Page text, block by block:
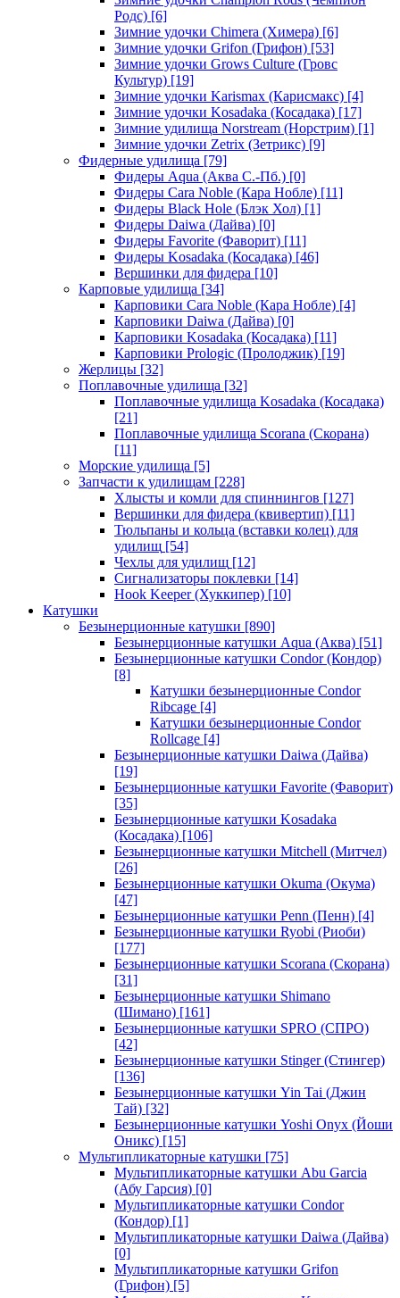
Родс) [6]
Зимние удочки Chimera (Химера) [6]
Зимние удочки Grifon (Грифон) [53]
Зимние удочки Grows Culture (Гровс
Культур) [19]
Зимние удочки Karismax (Карисмакс) [4]
Зимние удочки Kosadaka (Косадака) [17]
Зимние удилища Norstream (Норстрим) [1]
Зимние удочки Zetrix (Зетрикс) [9]
Фидерные удилища [79]
Фидеры Aqua (Аква С.-Пб.) [0]
Фидеры Cara Noble (Кара Нобле) [11]
Фидеры Black Hole (Блэк Хол) [1]
Фидеры Daiwa (Дайва) [0]
Фидеры Favorite (Фаворит) [11]
Фидеры Kosadaka (Косадака) [46]
Вершинки для фидера [10]
Карповые удилища [34]
Карповики Cara Noble (Кара Нобле) [4]
Карповики Daiwa (Дайва) [0]
Карповики Kosadaka (Косадака) [11]
Карповики Prologic (Пролоджик) [19]
Жерлицы [32]
Поплавочные удилища [32]
Поплавочные удилища Kosadaka (Косадака)
[21]
Поплавочные удилища Scorana (Скорана)
[11]
Морские удилища [5]
Запчасти к удилищам [228]
Хлысты и комли для спиннингов [127]
Вершинки для фидера (квивертип) [11]
Тюльпаны и кольца (вставки колец) для
удилищ [54]
Чехлы для удилищ [12]
Сигнализаторы поклевки [14]
Hook Keeper (Хуккипер) [10]
Катушки
Безынерционные катушки [890]
Безынерционные катушки Aqua (Аква) [51]
Безынерционные катушки Condor (Кондор)
[8]
Катушки безынерционные Condor
Ribcage [4]
Катушки безынерционные Condor
Rollcage [4]
Безынерционные катушки Daiwa (Дайва)
[19]
Безынерционные катушки Favorite (Фаворит)
[35]
Безынерционные катушки Kosadaka
(Косадака) [106]
Безынерционные катушки Mitchell (Митчел)
[26]
Безынерционные катушки Okuma (Окума)
[47]
Безынерционные катушки Penn (Пенн) [4]
Безынерционные катушки Ryobi (Риоби)
[177]
Безынерционные катушки Scorana (Скорана)
[31]
Безынерционные катушки Shimano
(Шимано) [161]
Безынерционные катушки SPRO (СПРО)
[42]
Безынерционные катушки Stinger (Стингер)
[136]
Безынерционные катушки Yin Tai (Джин
Тай) [32]
Безынерционные катушки Yoshi Onyx (Йоши
Оникс) [15]
Мультипликаторные катушки [75]
Мультипликаторные катушки Abu Garcia
(Абу Гарсия) [0]
Мультипликаторные катушки Condor
(Кондор) [1]
Мультипликаторные катушки Daiwa (Дайва)
[0]
Мультипликаторные катушки Grifon
(Грифон) [5]